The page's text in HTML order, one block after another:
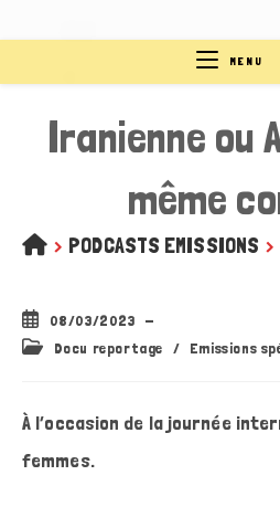
MENU
Iranienne ou
même
> PODCASTS EMISSIONS >
Publication
publiée :
08/03/2023
Post Docu reportage / Emissions
À l’occasion de la journée
femmes.